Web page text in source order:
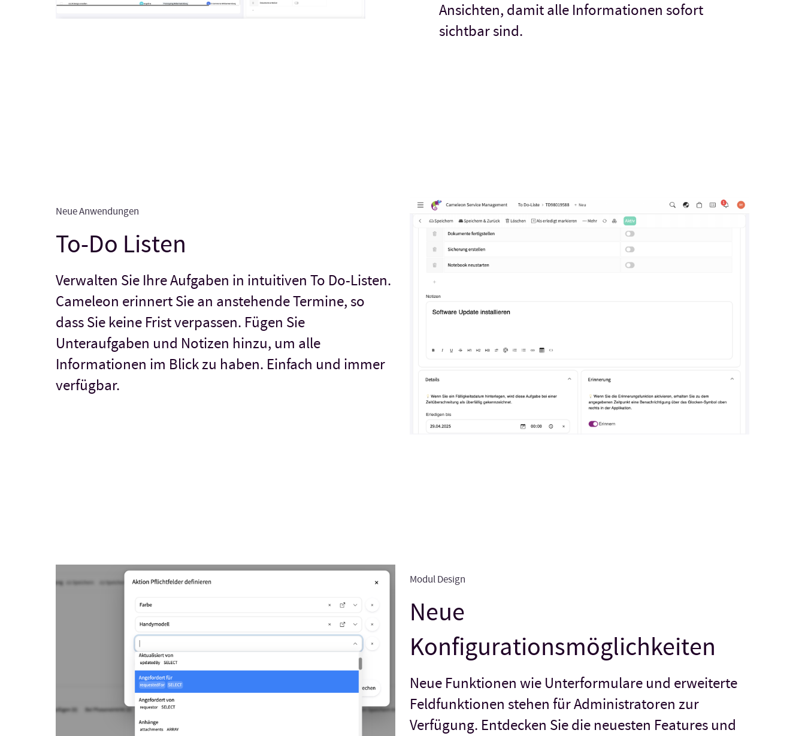
Ansichten, damit alle Informationen sofort
sichtbar sind.
Neue Anwendungen
To-Do Listen
Verwalten Sie Ihre Aufgaben in intuitiven To Do-Listen.
Cameleon erinnert Sie an anstehende Termine, so
dass Sie keine Frist verpassen. Fügen Sie
Unteraufgaben und Notizen hinzu, um alle
Informationen im Blick zu haben. Einfach und immer
verfügbar.
Modul Design
Neue
Konfigurationsmöglichkeiten
Neue Funktionen wie Unterformulare und erweiterte
Feldfunktionen stehen für Administratoren zur
Verfügung. Entdecken Sie die neuesten Features und